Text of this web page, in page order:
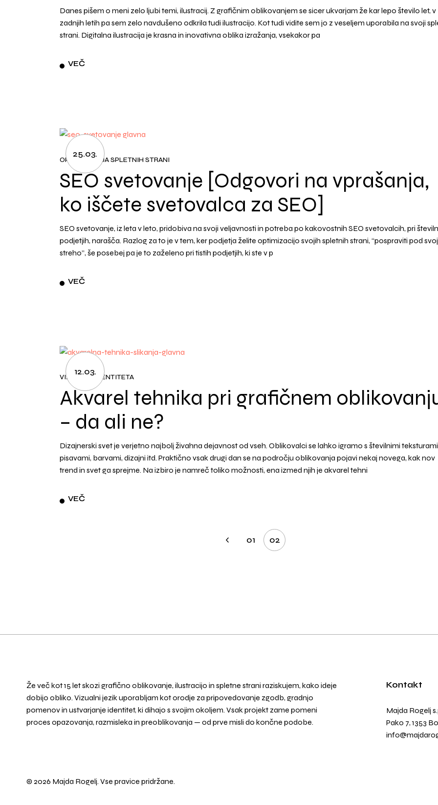
Danes pišem o meni zelo ljubi temi, ilustracij. Z grafičnim oblikovanjem se sicer ukvarjam že kar lepo število let, v
zadnjih letih pa sem zelo navdušeno odkrila tudi ilustracijo. Kot tudi vidite sem jo z veseljem uporabila na svoji
strani. Digitalna ilustracija je krasna in inovativna oblika izražanja, vsekakor pa
VEČ
25.03.
OPTIMIZACIJA SPLETNIH STRANI
SEO svetovanje [Odgovori na vprašanja,
ko iščete svetovalca za SEO]
SEO svetovanje, iz leta v leto, pridobiva na svoji veljavnosti in potreba po kakovostnih SEO svetovalcih, pri
podjetjih, narašča. Razlog za to je v tem, ker podjetja želite optimizacijo svojih spletnih strani, “pospraviti pod
streho”, še posebej pa je to zaželeno pri tistih podjetjih, ki ste v p
VEČ
12.03.
VIZUALNA IDENTITETA
Akvarel tehnika pri grafičnem
– da ali ne?
Dizajnerski svet je verjetno najbolj živahna dejavnost od vseh. Oblikovalci se lahko igramo s številnimi
pisavami, barvami, dizajni itd. Praktično vsak drugi dan se na področju oblikovanja pojavi nekaj novega, kak nov
trend in svet ga sprejme. Na izbiro je namreč toliko možnosti, ena izmed njih je akvarel tehni
VEČ
01 02
Že več kot 15 let skozi grafično oblikovanje, ilustracijo in spletne strani raziskujem, kako ideje
dobijo obliko. Vizualni jezik uporabljam kot orodje za pripovedovanje zgodb, gradnjo
pomenov in ustvarjanje identitet, ki dihajo s svojim okoljem. Vsak projekt zame pomeni
proces opazovanja, razmisleka in preoblikovanja — od prve misli do končne podobe.
© 2026 Majda Rogelj. Vse pravice pridržane.
Kontakt
Majda Rogelj
Pako 7, 1353